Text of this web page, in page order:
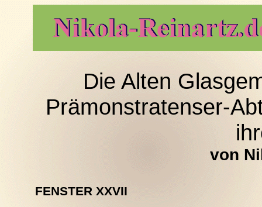
Die Alten
Prämonstratenser-
von
FENSTER XXVII